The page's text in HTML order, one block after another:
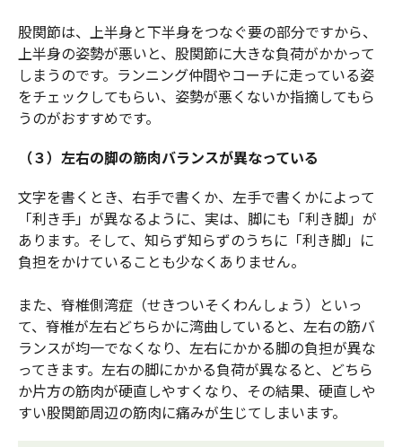
股関節は、上半身と下半身をつなぐ要の部分ですから、
上半身の姿勢が悪いと、股関節に大きな負荷がかかって
しまうのです。ランニング仲間やコーチに走っている姿
をチェックしてもらい、姿勢が悪くないか指摘してもら
うのがおすすめです。
（３）左右の脚の筋肉バランスが異なっている
文字を書くとき、右手で書くか、左手で書くかによって
「利き手」が異なるように、実は、脚にも「利き脚」が
あります。そして、知らず知らずのうちに「利き脚」に
負担をかけていることも少なくありません。
また、脊椎側湾症（せきついそくわんしょう）といっ
て、脊椎が左右どちらかに湾曲していると、左右の筋バ
ランスが均一でなくなり、左右にかかる脚の負担が異な
ってきます。左右の脚にかかる負荷が異なると、どちら
か片方の筋肉が硬直しやすくなり、その結果、硬直しや
すい股関節周辺の筋肉に痛みが生じてしまいます。